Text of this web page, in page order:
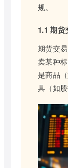
规。
1.1 期货
期货交
卖某种
是商品
具（如股